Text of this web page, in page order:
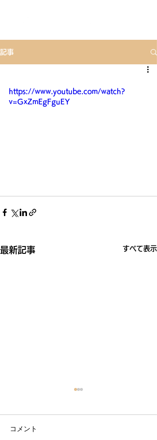
記事
https://www.youtube.com/watch?
v=GxZmEgFguEY
最新記事 すべて表示
コメント